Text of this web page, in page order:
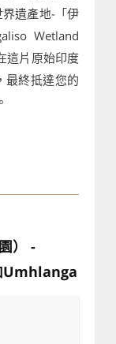
遺產地-「伊
Wetland
這片原始印度
最終抵達您的
） -
Umhlanga